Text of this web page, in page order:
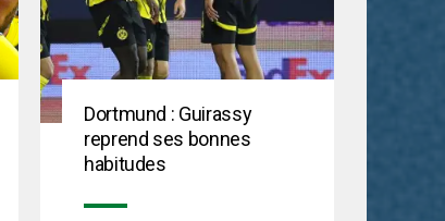
Dortmund : Guirassy
reprend ses bonnes
habitudes